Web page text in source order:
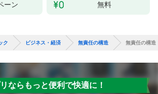
ーン 無料
ク ビジネス・経済 無責任の構造 無責任の構造
ならもっと便利で快適に！